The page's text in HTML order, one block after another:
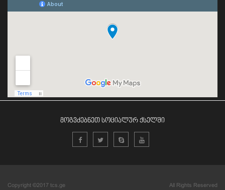
მოგვძებნეთ სოციალურ ქსელში
Copyright ©2017 tcs.ge All Rights Reserved